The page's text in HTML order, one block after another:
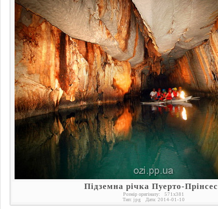
Підземна річка Пуерто-
Розмір оригіналу: 571 x381
Тип: jpg Дата: 2014-01-10